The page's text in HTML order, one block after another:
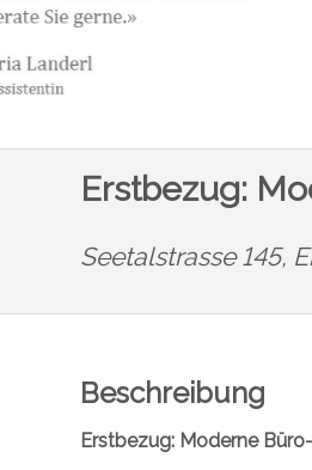
Erstbezug:
Seetalstrasse 145,
Beschreibung
Erstbezug: Moderne